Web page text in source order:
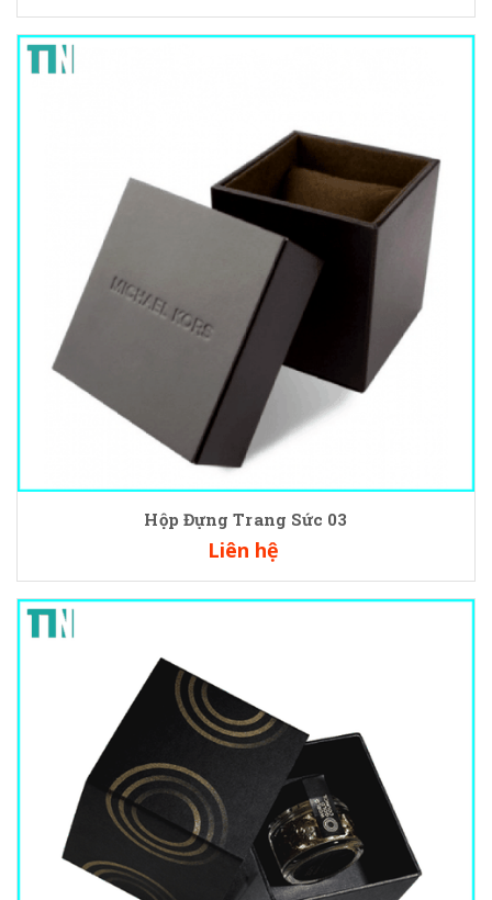
Hộp Đựng Trang Sức 03
Liên hệ